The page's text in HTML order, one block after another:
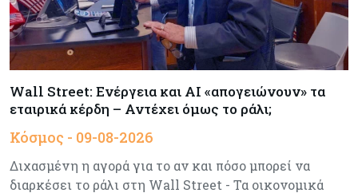
Τουρισμός 09-08-2026
Στη σκανδιναβική αγορά ποντάρει η Κύπρος για
περισσότερους επισκέπτες τον χειμώνα
Κόσμος
Ενέργεια: Στερεύουν τα αποθέματα της
Wall Street: Ενέργεια και AI «απογειώνουν» τα
εταιρικά κέρδη – Αντέχει όμως το ράλι;
Κόσμος - 09-08-2026
Διχασμένη η αγορά για το αν και πόσο μπορεί να
διαρκέσει το ράλι στη Wall Street - Τα οικονομικά